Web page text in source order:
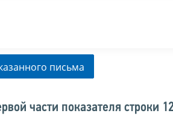
письма
части показателя строки